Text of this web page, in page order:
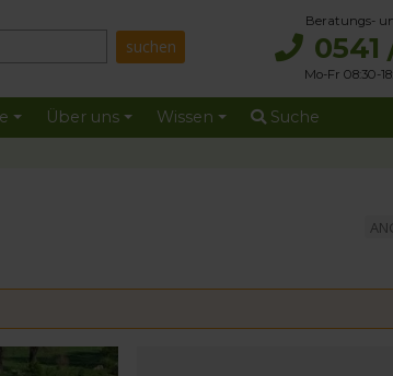
Beratungs-
0541
Mo-Fr 08:30-
Über uns Wissen Suche